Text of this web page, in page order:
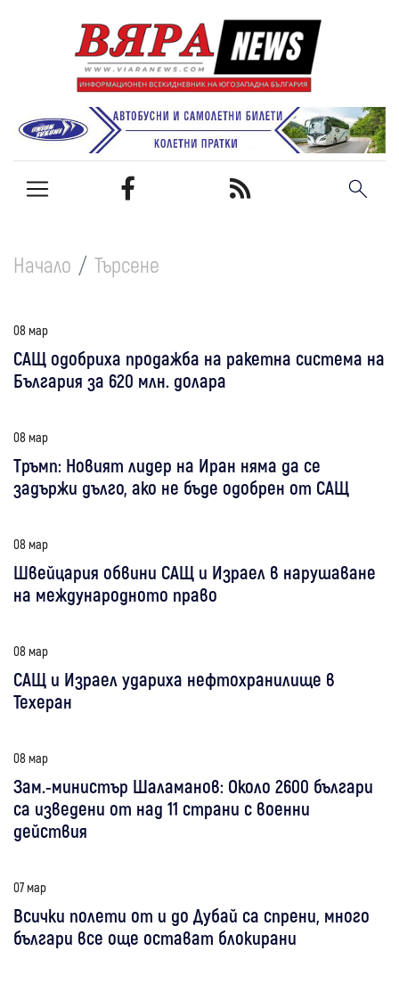
Начало Търсене
08 мар
САЩ одобриха продажба на ракетна система на
България за 620 млн. долара
08 мар
Тръмп: Новият лидер на Иран няма да се
задържи дълго, ако не бъде одобрен от САЩ
08 мар
Швейцария обвини САЩ и Израел в нарушаване
на международното право
08 мар
САЩ и Израел удариха нефтохранилище в
Техеран
08 мар
Зам.-министър Шаламанов: Около 2600 българи
са изведени от над 11 страни с военни
действия
07 мар
Всички полети от и до Дубай са спрени, много
българи все още остават блокирани